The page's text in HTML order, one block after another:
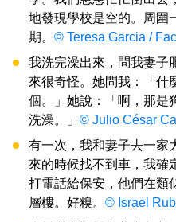
地發現學校是空的。周圍
期。 © Teresa Garcia /
我洗完澡出來，問我妻子
來很奇怪。她問我：「什
個。」她說：「啊，那是
洗澡。」 © Julio César
有一次，我和妻子去一家
來的時候找不到車，我確
打電話給保安，他們在類
層樓。好糗。 © Israel